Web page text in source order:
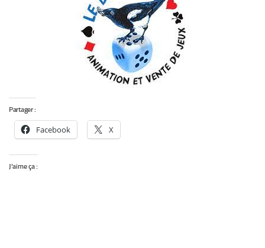
Partager :
Facebook X
J’aime ça :